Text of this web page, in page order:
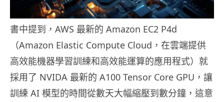
書中提到，AWS 最新的 Amazon EC2 P4d
（Amazon Elastic Compute Cloud，在雲端提供
高效能機器學習訓練和高效能運算的應用程式）就
採用了 NVIDA 最新的 A100 Tensor Core GPU，讓
訓練 AI 模型的時間從數天大幅縮壓到數分鐘，這意